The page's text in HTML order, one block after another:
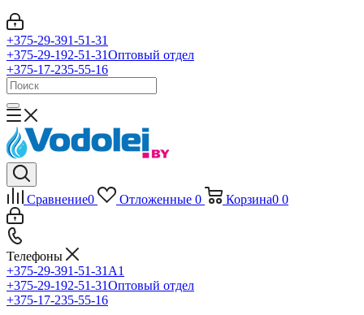
+375-29-391-51-31
+375-29-192-51-31Оптовый отдел
+375-17-235-55-16
Сравнение0 Отложенные 0 Корзина0 0
Телефоны
+375-29-391-51-31 A1
+375-29-192-51-31Оптовый отдел
+375-17-235-55-16